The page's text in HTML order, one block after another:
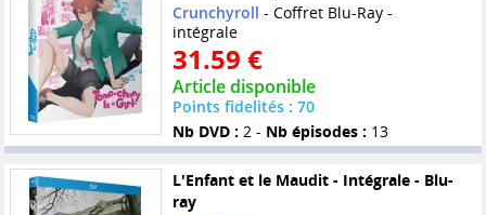
Crunchyroll - Coffret Blu-Ray -
intégrale
31.59 €
Article disponible
Points fidelités : 70
Nb DVD : 2 - Nb épisodes : 13
L'Enfant et le Maudit - Intégrale - Blu-
ray